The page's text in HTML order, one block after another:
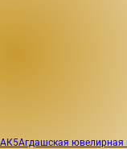
АК5Агдашская ювелирная